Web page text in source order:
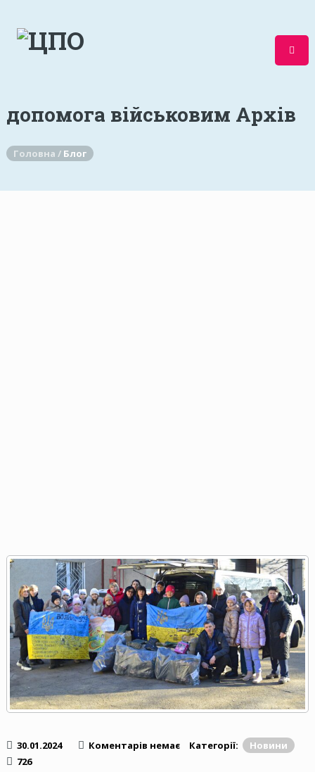
допомога військовим Архів
Головна / Блог
30.01.2024 Коментарів немає Категорії:
Новини
726